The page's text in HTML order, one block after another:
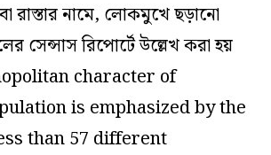
রাস্তার নামে, লোকমুখে ছড়ানো
সেন্সাস রিপোর্টে উল্লেখ করা হয়
character of
is emphasized by the
than 57 different